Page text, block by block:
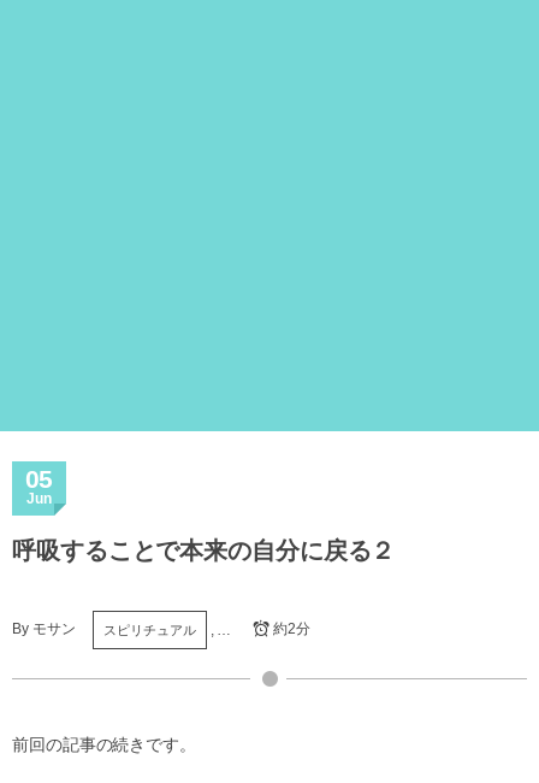
05
Jun
呼吸することで本来の自分に戻る２
By モサン スピリチュアル , … 約2分
前回の記事の続きです。